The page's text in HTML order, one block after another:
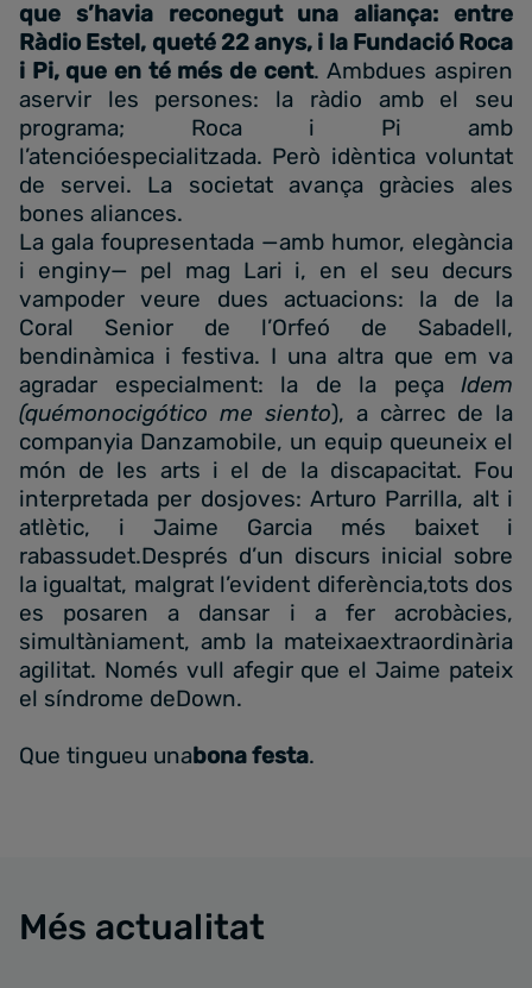
que s’havia reconegut una aliança: entre
Ràdio Estel, queté 22 anys, i la Fundació Roca
i Pi, que en té més de cent. Ambdues aspiren
aservir les persones: la ràdio amb el seu
programa; Roca i Pi amb
l’atencióespecialitzada. Però idèntica voluntat
de servei. La societat avança gràcies ales
bones aliances.
La gala foupresentada —amb humor, elegància
i enginy— pel mag Lari i, en el seu decurs
vampoder veure dues actuacions: la de la
Coral Senior de l’Orfeó de Sabadell,
bendinàmica i festiva. I una altra que em va
agradar especialment: la de la peça Idem
(quémonocigótico me siento), a càrrec de la
companyia Danzamobile, un equip queuneix el
món de les arts i el de la discapacitat. Fou
interpretada per dosjoves: Arturo Parrilla, alt i
atlètic, i Jaime Garcia més baixet i
rabassudet.Després d’un discurs inicial sobre
la igualtat, malgrat l’evident diferència,tots dos
es posaren a dansar i a fer acrobàcies,
simultàniament, amb la mateixaextraordinària
agilitat. Només vull afegir que el Jaime pateix
el síndrome deDown.
Que tingueu unabona festa.
Més actualitat